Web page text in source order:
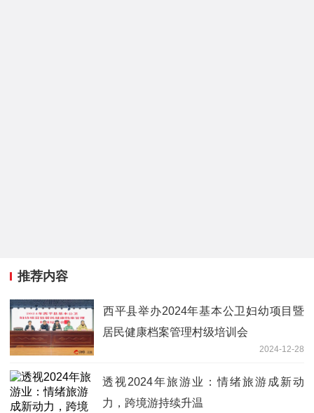
推荐内容
​西平县举办2024年基本公卫妇幼项目暨
居民健康档案管理村级培训会
2024-12-28
透视2024年旅游业：情绪旅游成新动
力，跨境游持续升温